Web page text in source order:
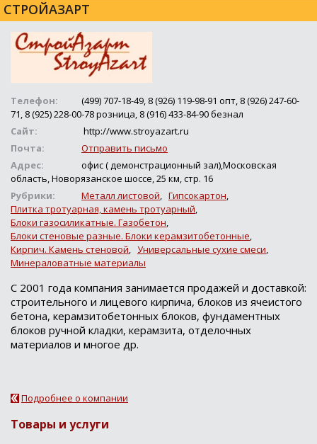
СТРОЙАЗАРТ
Телефон:
(499) 707-18-49, 8 (926) 119-98-91 опт, 8 (926) 247-60-
71, 8 (925) 228-00-78 розница, 8 (916) 433-84-90 безнал
Сайт:
http://www.stroyazart.ru
Почта:
Отправить письмо
Адрес:
офис ( демонстрационный зал),Московская
область, Новорязанское шоссе, 25 км, стр. 16
Рубрики:
Металл листовой, Гипсокартон,
Плитка тротуарная, камень тротуарный,
Блоки газосиликатные. Газобетон,
Блоки стеновые разные. Блоки керамзитобетонные,
Кирпич. Камень стеновой, Универсальные сухие смеси,
Минераловатные материалы
С 2001 года компания занимается продажей и доставкой:
строительного и лицевого кирпича, блоков из ячеистого
бетона, керамзитобетонных блоков, фундаментных
блоков ручной кладки, керамзита, отделочных
материалов и многое др.
Подробнее о компании
Товары и услуги